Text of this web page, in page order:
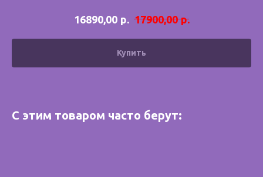
16890,00 р. 17900,00 р.
Купить
С этим товаром часто берут: